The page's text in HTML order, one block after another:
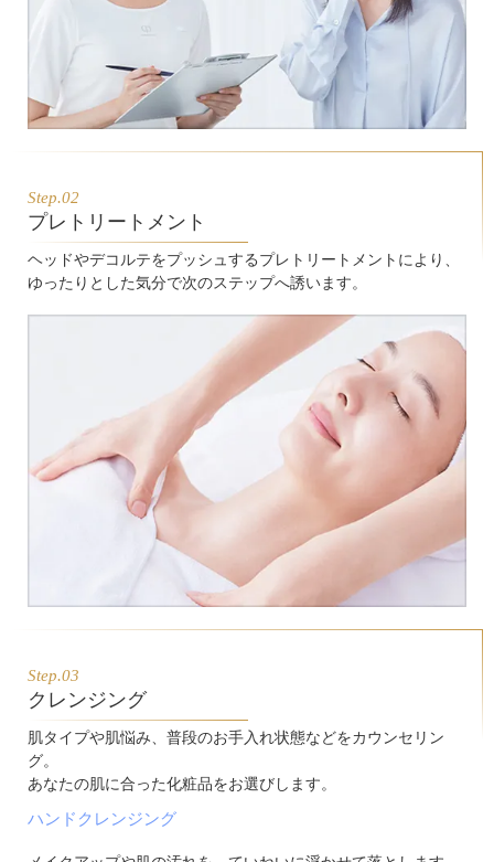
Step.02
プレトリートメント
ヘッドやデコルテをプッシュするプレトリートメントにより、
ゆったりとした気分で次のステップへ誘います。
Step.03
クレンジング
肌タイプや肌悩み、普段のお手入れ状態などをカウンセリン
グ。
あなたの肌に合った化粧品をお選びします。
ハンドクレンジング